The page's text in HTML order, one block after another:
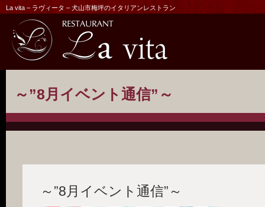
La vita – ラヴィータ – 犬山市梅坪のイタリアンレストラン
～”8月イベント通信”～
～”8月イベント通信”～